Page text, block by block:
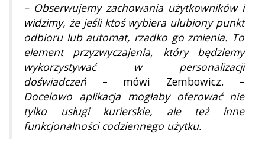
– Obserwujemy zachowania użytkowników i
widzimy, że jeśli ktoś wybiera ulubiony punkt
odbioru lub automat, rzadko go zmienia. To
element przyzwyczajenia, który będziemy
wykorzystywać w personalizacji
doświadczeń – mówi Zembowicz. –
Docelowo aplikacja mogłaby oferować nie
tylko usługi kurierskie, ale też inne
funkcjonalności codziennego użytku.